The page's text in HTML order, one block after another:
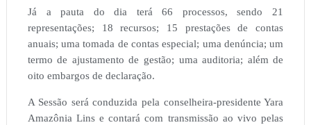
Já a pauta do dia terá 66 processos, sendo 21
representações; 18 recursos; 15 prestações de contas
anuais; uma tomada de contas especial; uma denúncia; um
termo de ajustamento de gestão; uma auditoria; além de
oito embargos de declaração.
A Sessão será conduzida pela conselheira-presidente Yara
Amazônia Lins e contará com transmissão ao vivo pelas